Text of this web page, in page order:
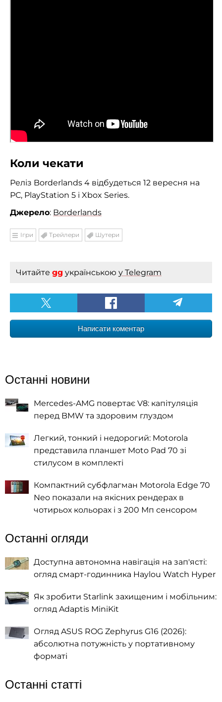
Коли чекати
Реліз Borderlands 4 відбудеться 12 вересня на
РС, PlayStation 5 і Xbox Series.
Джерело: Borderlands
Ігри Трейлери Шутери
Читайте gg українською у Telegram
Написати коментар
Останні новини
Mercedes-AMG повертає V8: капітуляція
перед BMW та здоровим глуздом
Легкий, тонкий і недорогий: Motorola
представила планшет Moto Pad 70 зі
стилусом в комплекті
Компактний субфлагман Motorola Edge 70
Neo показали на якісних рендерах в
чотирьох кольорах і з 200 Мп сенсором
Останні огляди
Доступна автономна навігація на зап'ясті:
огляд смарт-годинника Haylou Watch Hyper
Як зробити Starlink захищеним і мобільним:
огляд Adaptis MiniKit
Огляд ASUS ROG Zephyrus G16 (2026):
абсолютна потужність у портативному
форматі
Останні статті